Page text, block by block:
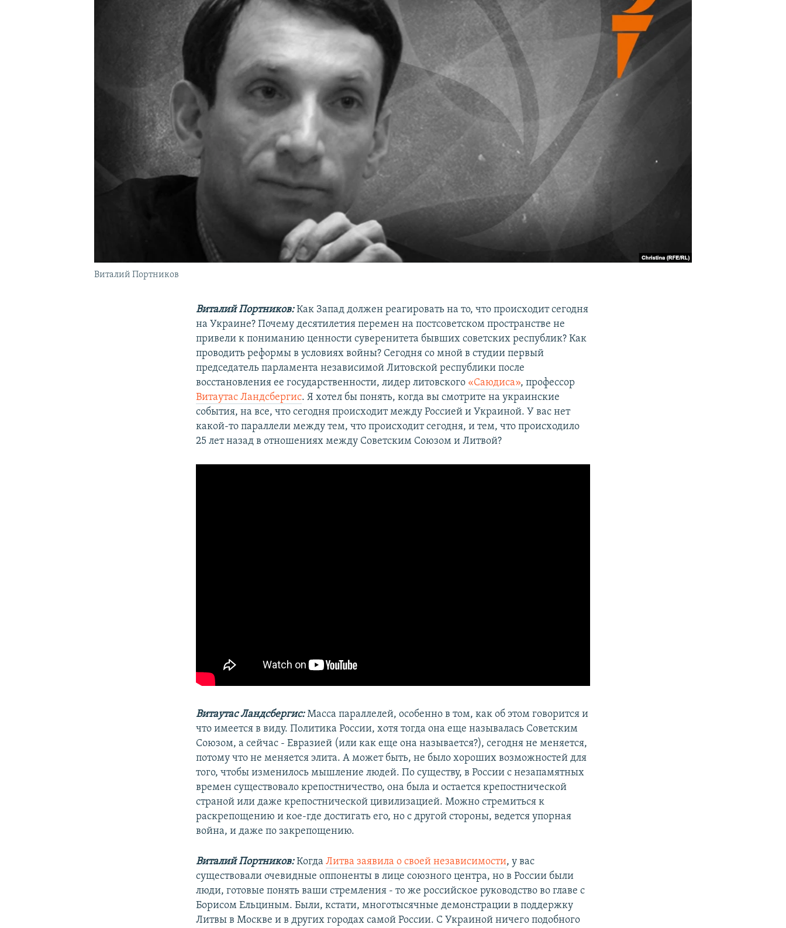
Виталий Портников
Виталий Портников:Как Запад должен реагировать на то, что происходит сегодня
на Украине? Почему десятилетия перемен на постсоветском пространстве не
привели к пониманию ценности суверенитета бывших советских республик? Как
проводить реформы в условиях войны? Сегодня со мной в студии первый
председатель парламента независимой Литовской республики после
восстановления ее государственности, лидер литовского «Саюдиса», профессор
Витаутас Ландсбергис. Я хотел бы понять, когда вы смотрите на украинские
события, на все, что сегодня происходит между Россией и Украиной. У вас нет
какой-то параллели между тем, что происходит сегодня, и тем, что происходило
25 лет назад в отношениях между Советским Союзом и Литвой?
Витаутас Ландсбергис:Масса параллелей, особенно в том, как об этом говорится и
что имеется в виду. Политика России, хотя тогда она еще называлась Советским
Союзом, а сейчас - Евразией (или как еще она называется?), сегодня не меняется,
потому что не меняется элита. А может быть, не было хороших возможностей для
того, чтобы изменилось мышление людей. По существу, в России с незапамятных
времен существовало крепостничество, она была и остается крепостнической
страной или даже крепостнической цивилизацией. Можно стремиться к
раскрепощению и кое-где достигать его, но с другой стороны, ведется упорная
война, и даже по закрепощению.
Виталий Портников:КогдаЛитва заявила о своей независимости, у вас
существовали очевидные оппоненты в лице союзного центра, но в России были
люди, готовые понять ваши стремления - то же российское руководство во главе с
Борисом Ельциным. Были, кстати, многотысячные демонстрации в поддержку
Литвы в Москве и в других городах самой России. С Украиной ничего подобного